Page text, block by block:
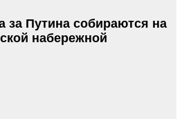
за Путина собираются на
набережной